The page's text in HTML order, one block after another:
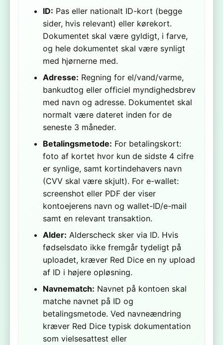
ID: Pas eller nationalt ID-kort (begge
sider, hvis relevant) eller kørekort.
Dokumentet skal være gyldigt, i farve,
og hele dokumentet skal være synligt
med hjørnerne med.
Adresse: Regning for el/vand/varme,
bankudtog eller officiel myndighedsbrev
med navn og adresse. Dokumentet skal
normalt være dateret inden for de
seneste 3 måneder.
Betalingsmetode: For betalingskort:
foto af kortet hvor kun de sidste 4 cifre
er synlige, samt kortindehavers navn
(CVV skal være skjult). For e-wallet:
screenshot eller PDF der viser
kontoejerens navn og wallet-ID/e-mail
samt en relevant transaktion.
Alder: Alderscheck sker via ID. Hvis
fødselsdato ikke fremgår tydeligt på
uploadet, kræver Red Dice en ny upload
af ID i højere opløsning.
Navnematch: Navnet på kontoen skal
matche navnet på ID og
betalingsmetode. Ved navneændring
kræver Red Dice typisk dokumentation
som vielsesattest eller